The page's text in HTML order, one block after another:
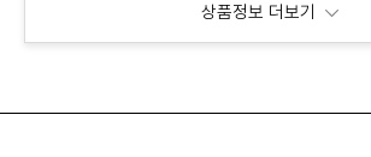
상품정보 더보기